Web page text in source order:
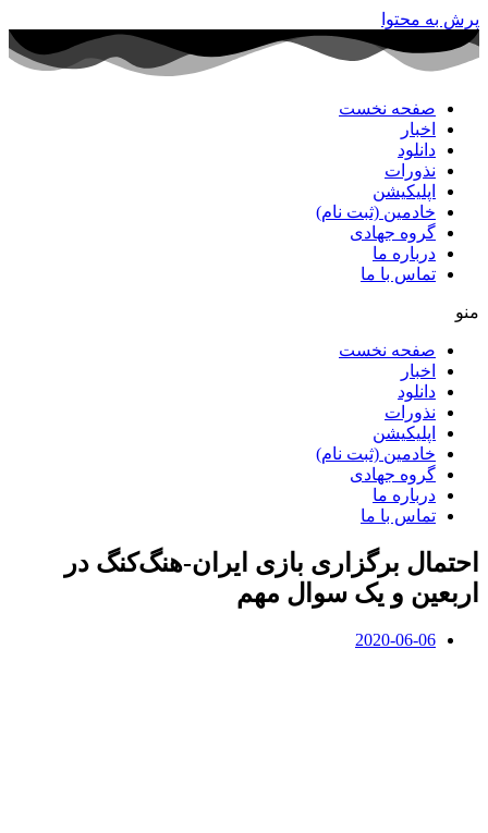
پرش به محتوا
صفحه نخست
اخبار
دانلود
نذورات
اپلیکیشن
خادمین (ثبت نام)
گروه جهادی
درباره ما
تماس با ما
منو
صفحه نخست
اخبار
دانلود
نذورات
اپلیکیشن
خادمین (ثبت نام)
گروه جهادی
درباره ما
تماس با ما
احتمال برگزاری بازی ایران-هنگ‌کنگ در
اربعین و یک سوال مهم
2020-06-06